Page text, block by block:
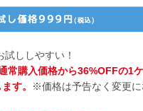
ししやすい！
常購入価格から36%OFFの1
す。
※価格は予告なく変更に